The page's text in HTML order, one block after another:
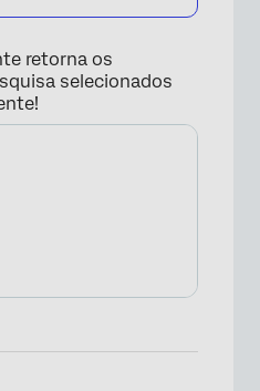
×
retorna os
selecionados